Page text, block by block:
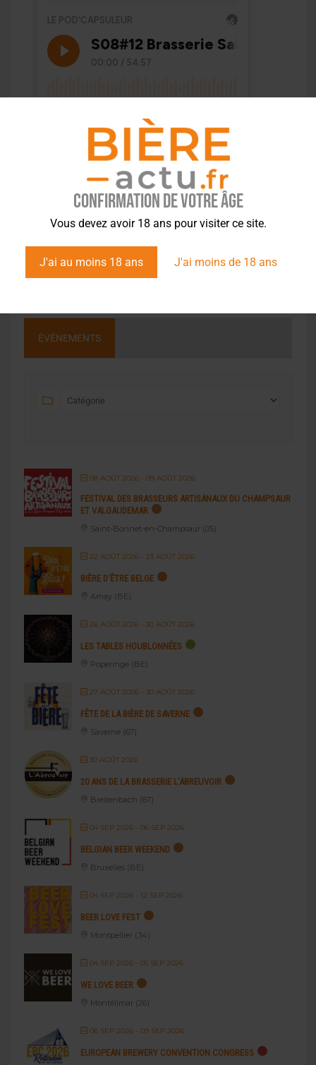
Confirmation de votre âge
Vous devez avoir 18 ans pour visiter ce site.
J'ai au moins 18 ans J'ai moins de 18 ans
ÉVÉNEMENTS
08 AOÛT 2026- 09 AOÛT 2026
FESTIVAL DES BRASSEURS ARTISANAUX DU CHAMPSAUR
ET VALGAUDEMAR
Saint-Bonnet-en-Champsaur (05)
22 AOÛT 2026- 23 AOÛT 2026
BIÈRE D’ÊTRE BELGE
Amay (BE)
26 AOÛT 2026- 30 AOÛT 2026
LES TABLES HOUBLONNÉES
Poperinge (BE)
27 AOÛT 2026- 30 AOÛT 2026
FÊTE DE LA BIÈRE DE SAVERNE
Saverne (67)
30 AOÛT 2026
20 ANS DE LA BRASSERIE L’ABREUVOIR
Breitenbach (67)
04 SEP 2026- 06 SEP 2026
BELGIAN BEER WEEKEND
Bruxelles (BE)
04 SEP 2026- 12 SEP 2026
BEER LOVE FEST
Montpellier (34)
04 SEP 2026- 05 SEP 2026
WE LOVE BEER
Montélimar (26)
06 SEP 2026- 09 SEP 2026
EUROPEAN BREWERY CONVENTION CONGRESS